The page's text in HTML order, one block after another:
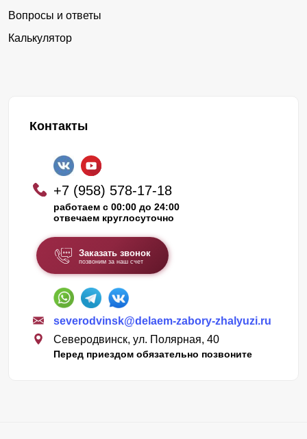
Вопросы и ответы
Калькулятор
Контакты
+7 (958) 578-17-18
работаем с 00:00 до 24:00
отвечаем круглосуточно
Заказать звонок
позвоним за наш счет
severodvinsk@delaem-zabory-zhalyuzi.ru
Северодвинск, ул. Полярная, 40
Перед приездом обязательно позвоните